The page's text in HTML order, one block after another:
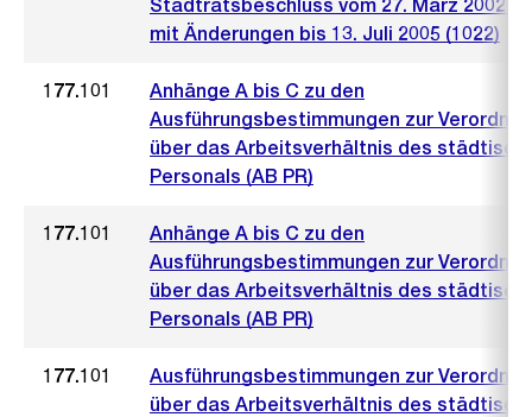
Stadtratsbeschluss vom 27. März 2002
mit Änderungen bis 13. Juli 2005 (1022)
177.101
Anhänge A bis C zu den
Ausführungsbestimmungen zur
über das Arbeitsverhältnis des
Personals (AB PR)
177.101
Anhänge A bis C zu den
Ausführungsbestimmungen zur
über das Arbeitsverhältnis des
Personals (AB PR)
177.101
Ausführungsbestimmungen zur
über das Arbeitsverhältnis des